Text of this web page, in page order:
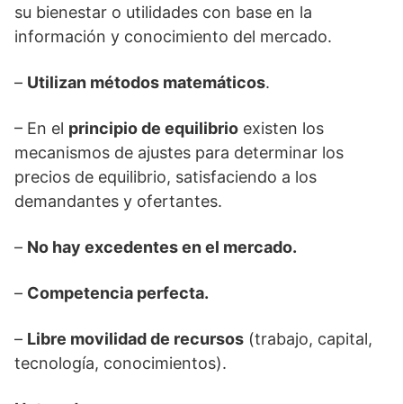
su bienestar o utilidades con base en la
información y conocimiento del mercado.
– Utilizan métodos matemáticos.
– En el principio de equilibrio existen los
mecanismos de ajustes para determinar los
precios de equilibrio, satisfaciendo a los
demandantes y ofertantes.
– No hay excedentes en el mercado.
– Competencia perfecta.
– Libre movilidad de recursos (trabajo, capital,
tecnología, conocimientos).